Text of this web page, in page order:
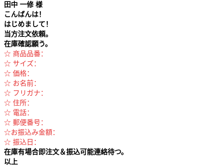
田中 一修 様
こんばんは！
はじめまして！
当方注文依頼。
在庫確認願う。
☆ 商品品番：
☆ サイズ：
☆ 価格：
☆ お名前：
☆ フリガナ：
☆ 住所：
☆ 電話：
☆ 郵便番号：
☆お振込み金額：
☆ 振込日：
在庫有場合即注文＆振込可能連絡待つ。
以上